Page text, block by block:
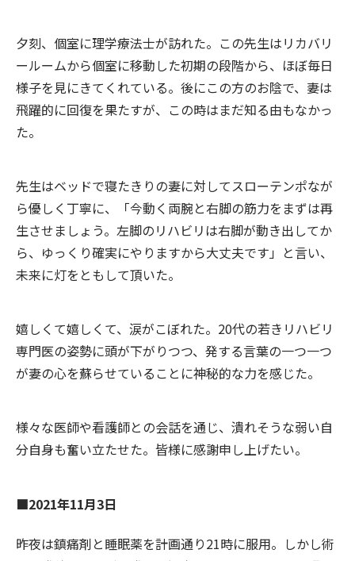
夕刻、個室に理学療法士が訪れた。この先生はリカバリ
ールームから個室に移動した初期の段階から、ほぼ毎日
様子を見にきてくれている。後にこの方のお陰で、妻は
飛躍的に回復を果たすが、この時はまだ知る由もなかっ
た。
先生はベッドで寝たきりの妻に対してスローテンポなが
ら優しく丁寧に、「今動く両腕と右脚の筋力をまずは再
生させましょう。左脚のリハビリは右脚が動き出してか
ら、ゆっくり確実にやりますから大丈夫です」と言い、
未来に灯をともして頂いた。
嬉しくて嬉しくて、涙がこぼれた。20代の若きリハビリ
専門医の姿勢に頭が下がりつつ、発する言葉の一つ一つ
が妻の心を蘇らせていることに神秘的な力を感じた。
様々な医師や看護師との会話を通じ、潰れそうな弱い自
分自身も奮い立たせた。皆様に感謝申し上げたい。
■2021年11月3日
昨夜は鎮痛剤と睡眠薬を計画通り21時に服用。しかし術